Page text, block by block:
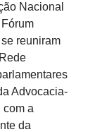
Nacional
reuniram
Advocacia-
com a
da